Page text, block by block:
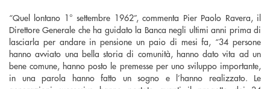
“Quel lontano 1° settembre 1962”, commenta Pier Paolo Ravera, il
Direttore Generale che ha guidato la Banca negli ultimi anni prima di
lasciarla per andare in pensione un paio di mesi fa, “34 persone
hanno avviato una bella storia di comunità, hanno dato vita ad un
bene comune, hanno posto le premesse per uno sviluppo importante,
in una parola hanno fatto un sogno e l’hanno realizzato. Le